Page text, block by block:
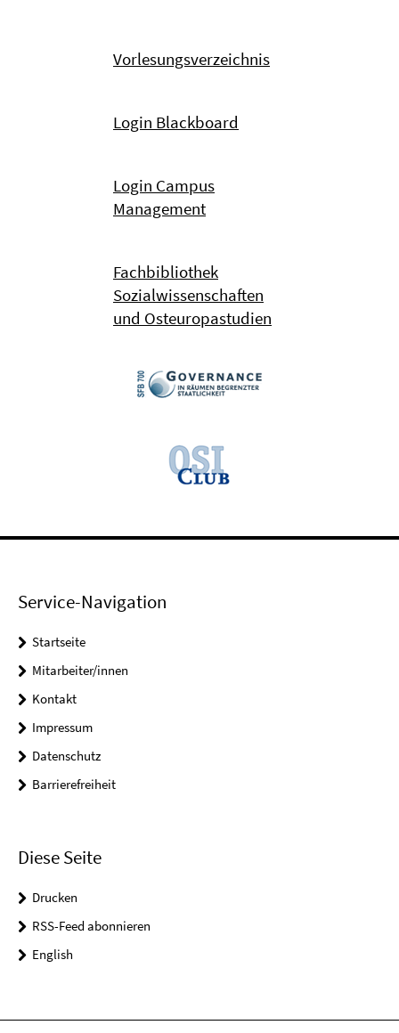
Vorlesungsverzeichnis
Login Blackboard
Login Campus
Management
Fachbibliothek
Sozialwissenschaften
und Osteuropastudien
Service-Navigation
Startseite
Mitarbeiter/innen
Kontakt
Impressum
Datenschutz
Barrierefreiheit
Diese Seite
Drucken
RSS-Feed abonnieren
English